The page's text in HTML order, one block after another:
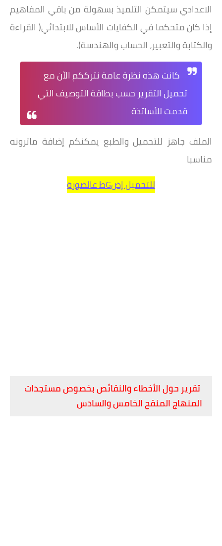
الاعدادي سيتمكن التلميذ بسهولة من باقي المفاهيم
إذا كان متحكما في الكفايات الأساس للابتدائي( القراءة
والكتابة والتعبير، الحساب والهندسة).
كانت هذه نظرة عامة نترككم الآن مع
تحميل التقرير حسب بطاقة التوصيف التي
قدمت للأساتذة
الملف جاهز للتحميل والطبع يمكنكم إضافة ماترونه
مناسبا
للتحميل إضGط عالصورة
تقرير حول الأخطاء والنقائص بخصوص مستجدات
المنهاج المنقح الخامس والسادس